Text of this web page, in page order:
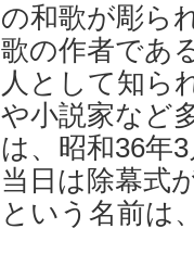
の和歌が彫ら
歌の作者であ
人として知ら
や小説家など
は、昭和36年
当日は除幕式
という名前は